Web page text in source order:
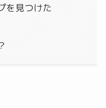
を見つけた